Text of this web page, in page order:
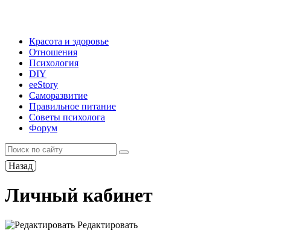
Красота и здоровье
Отношения
Психология
DIY
ееStory
Саморазвитие
Правильное питание
Советы психолога
Форум
Назад
Личный кабинет
Редактировать